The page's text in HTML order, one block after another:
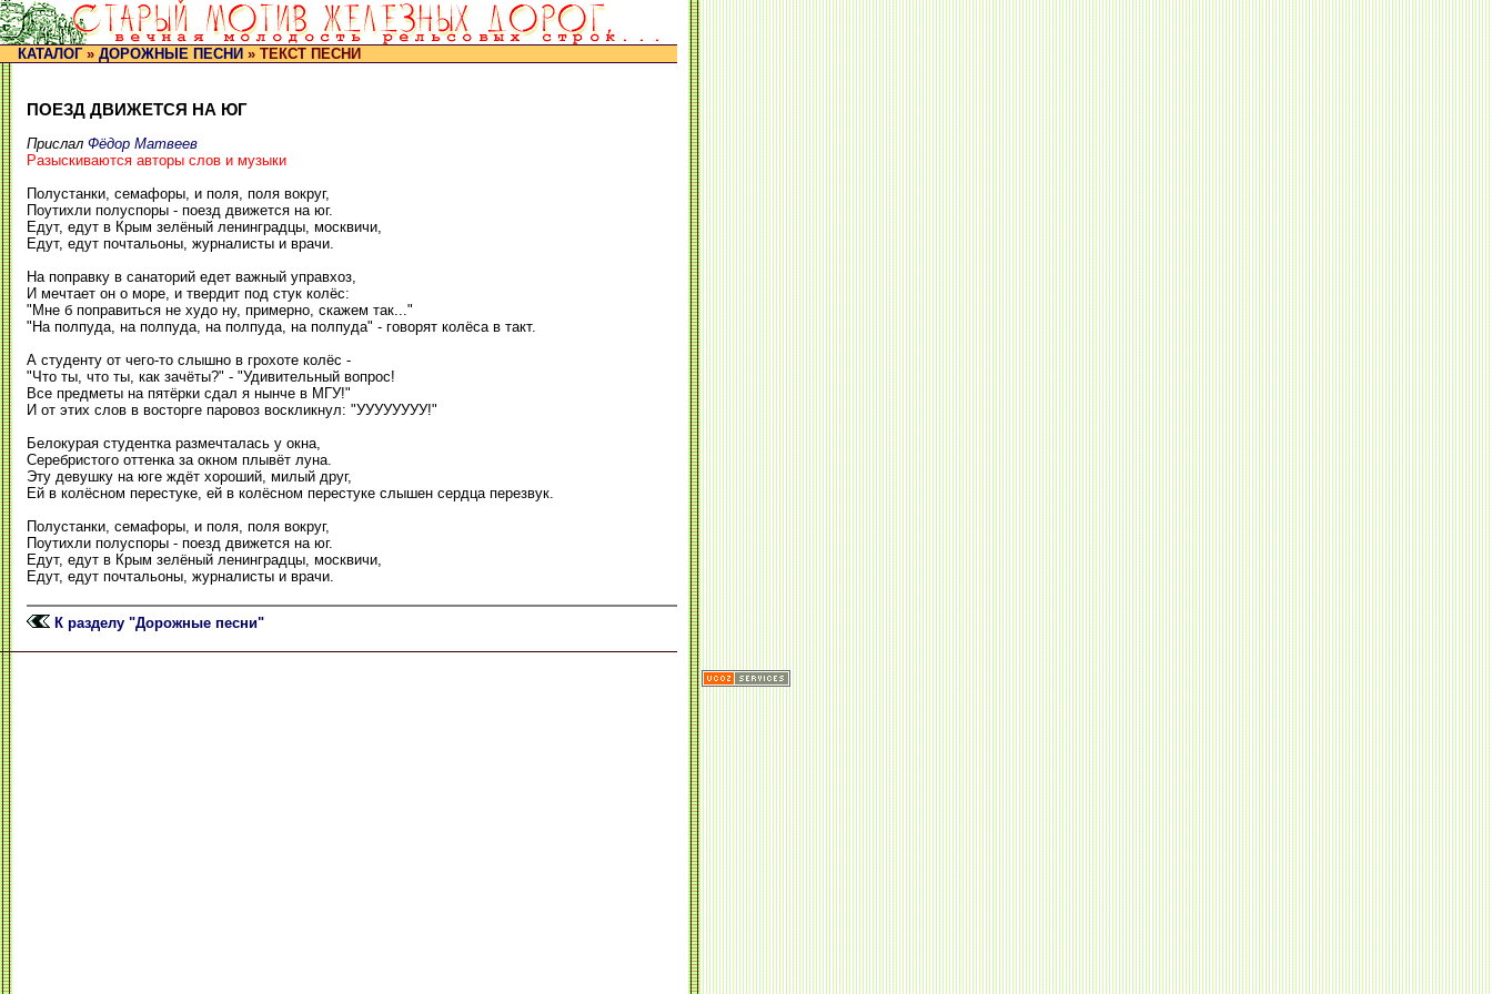
КАТАЛОГ» ДОРОЖНЫЕ ПЕСНИ » ТЕКСТ ПЕСНИ
ПОЕЗД ДВИЖЕТСЯ НА ЮГ
Прислал Фёдор Матвеев
Разыскиваются авторы слов и музыки
Полустанки, семафоры, и поля, поля вокруг,
Поутихли полуспоры - поезд движется на юг.
Едут, едут в Крым зелёный ленинградцы, москвичи,
Едут, едут почтальоны, журналисты и врачи.
На поправку в санаторий едет важный управхоз,
И мечтает он о море, и твердит под стук колёс:
"Мне б поправиться не худо ну, примерно, скажем так..."
"На полпуда, на полпуда, на полпуда, на полпуда" - говорят колёса в такт.
А студенту от чего-то слышно в грохоте колёс -
"Что ты, что ты, как зачёты?" - "Удивительный вопрос!
Все предметы на пятёрки сдал я нынче в МГУ!"
И от этих слов в восторге паровоз воскликнул: "УУУУУУУУ!"
Белокурая студентка размечталась у окна,
Серебристого оттенка за окном плывёт луна.
Эту девушку на юге ждёт хороший, милый друг,
Ей в колёсном перестуке, ей в колёсном перестуке слышен сердца перезвук.
Полустанки, семафоры, и поля, поля вокруг,
Поутихли полуспоры - поезд движется на юг.
Едут, едут в Крым зелёный ленинградцы, москвичи,
Едут, едут почтальоны, журналисты и врачи.
К разделу "Дорожные песни"